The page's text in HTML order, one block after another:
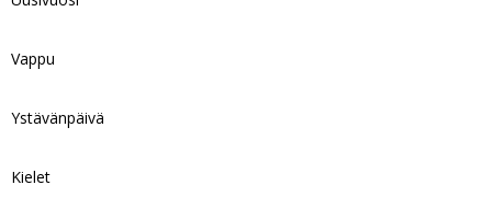
Vappu
Ystävänpäivä
Kielet